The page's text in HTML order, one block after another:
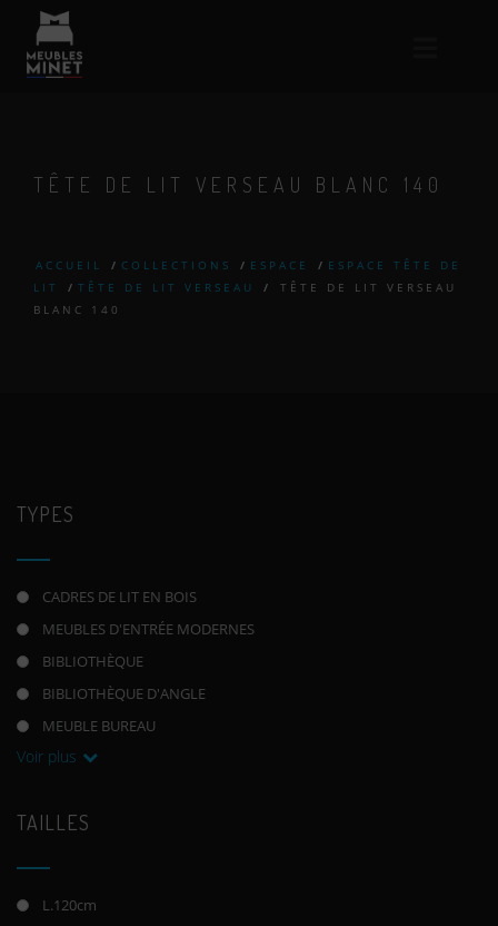
TÊTE DE LIT VERSEAU BLANC 140
ACCUEIL / COLLECTIONS / ESPACE / ESPACE TÊTE DE
LIT
/ TÊTE DE LIT VERSEAU /
TÊTE DE LIT VERSEAU
BLANC 140
TYPES
CADRES DE LIT EN BOIS
MEUBLES D'ENTRÉE MODERNES
BIBLIOTHÈQUE
BIBLIOTHÈQUE D'ANGLE
MEUBLE BUREAU
Voir plus
TAILLES
L.120cm